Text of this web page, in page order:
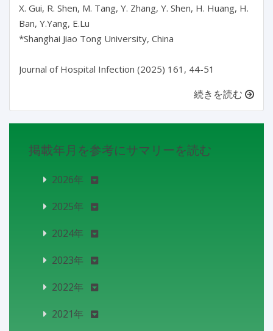
X. Gui, R. Shen, M. Tang, Y. Zhang, Y. Shen, H. Huang, H.
Ban, Y.Yang, E.Lu
*Shanghai Jiao Tong University, China
続きを読む
掲載年月を参考にサマリーを読む
2026年
2025年
2024年
2023年
2022年
2021年